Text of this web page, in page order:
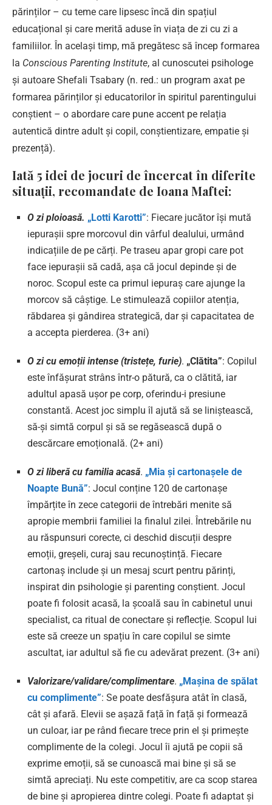
părinților – cu teme care lipsesc încă din spațiul
educațional și care merită aduse în viața de zi cu zi a
familiilor. În același timp, mă pregătesc să încep formarea
la Conscious Parenting Institute, al cunoscutei psihologe
și autoare Shefali Tsabary (n. red.: un program axat pe
formarea părinților și educatorilor în spiritul parentingului
conștient – o abordare care pune accent pe relația
autentică dintre adult și copil, conștientizare, empatie și
prezență).
Iată 5 idei de jocuri de încercat în diferite
situații, recomandate de Ioana Maftei:
O zi ploioasă. „Lotti Karotti”: Fiecare jucător își mută
iepurașii spre morcovul din vârful dealului, urmând
indicațiile de pe cărți. Pe traseu apar gropi care pot
face iepurașii să cadă, așa că jocul depinde și de
noroc. Scopul este ca primul iepuraș care ajunge la
morcov să câștige. Le stimulează copiilor atenția,
răbdarea și gândirea strategică, dar și capacitatea de
a accepta pierderea. (3+ ani)
O zi cu emoții intense (tristețe, furie). „Clătita”: Copilul
este înfășurat strâns într-o pătură, ca o clătită, iar
adultul apasă ușor pe corp, oferindu-i presiune
constantă. Acest joc simplu îl ajută să se liniștească,
să-și simtă corpul și să se regăsească după o
descărcare emoțională. (2+ ani)
O zi liberă cu familia acasă. „Mia și cartonașele de
Noapte Bună”: Jocul conține 120 de cartonașe
împărțite în zece categorii de întrebări menite să
apropie membrii familiei la finalul zilei. Întrebările nu
au răspunsuri corecte, ci deschid discuții despre
emoții, greșeli, curaj sau recunoștință. Fiecare
cartonaș include și un mesaj scurt pentru părinți,
inspirat din psihologie și parenting conștient. Jocul
poate fi folosit acasă, la școală sau în cabinetul unui
specialist, ca ritual de conectare și reflecție. Scopul lui
este să creeze un spațiu în care copilul se simte
ascultat, iar adultul să fie cu adevărat prezent. (3+ ani)
Valorizare/validare/complimentare. „Mașina de spălat
cu complimente”: Se poate desfășura atât în clasă,
cât și afară. Elevii se așază față în față și formează
un culoar, iar pe rând fiecare trece prin el și primește
complimente de la colegi. Jocul îi ajută pe copii să
exprime emoții, să se cunoască mai bine și să se
simtă apreciați. Nu este competitiv, are ca scop starea
de bine și apropierea dintre colegi. Poate fi adaptat și